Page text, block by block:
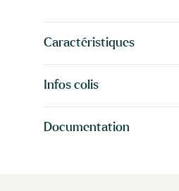
Caractéristiques
Infos colis
Documentation